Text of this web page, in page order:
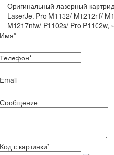
Оригинальный лазерный
LaserJet Pro M1132/ M1212nf/
M1217nfw/ P1102s/ Pro P1102w,
Имя*
Телефон*
Email
Сообщение
Код с картинки*